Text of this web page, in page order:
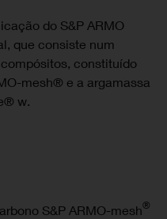
do S&P ARMO
que consiste num
constituído
mesh® e a argamassa
w.
S&P ARMO-mesh®